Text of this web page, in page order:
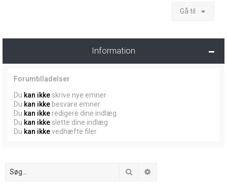
Gå til
Information
Forumtilladelser
Du kan ikkeskrive nye emner
Du kan ikke besvare emner
Du kan ikke redigere dine indlæg
Du kan ikkeslette dine indlæg
Du kan ikkevedhæfte filer
Søg